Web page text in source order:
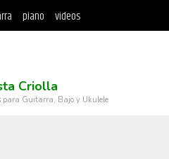
piano videos
Criolla
para Guitarra, Bajo y Ukulele